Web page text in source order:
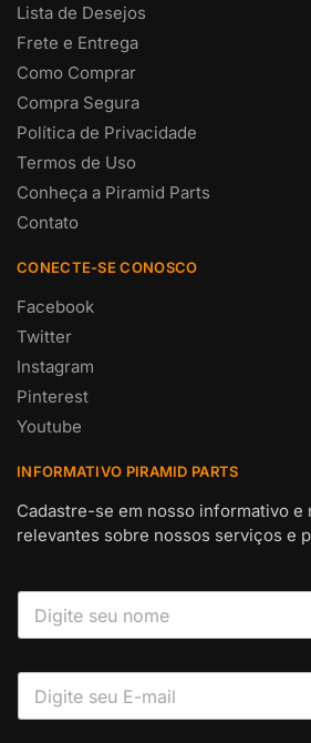
Lista de Desejos
Frete e Entrega
Como Comprar
Compra Segura
Política de Privacidade
Termos de Uso
Conheça a Piramid Parts
Contato
CONECTE-SE CONOSCO
Facebook
Twitter
Instagram
Pinterest
Youtube
INFORMATIVO PIRAMID PARTS
Cadastre-se em nosso informativo
relevantes sobre nossos serviços e